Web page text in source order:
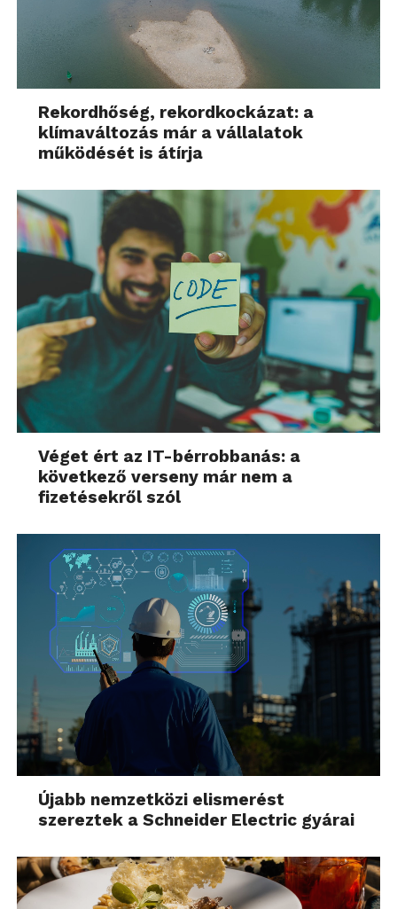
Rekordhőség, rekordkockázat: a
klímaváltozás már a vállalatok
működését is átírja
Véget ért az IT-bérrobbanás: a
következő verseny már nem a
fizetésekről szól
Újabb nemzetközi elismerést
szereztek a Schneider Electric gyárai